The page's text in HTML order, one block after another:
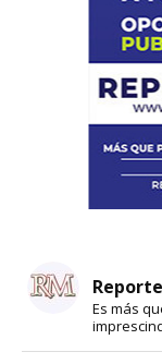
Es más